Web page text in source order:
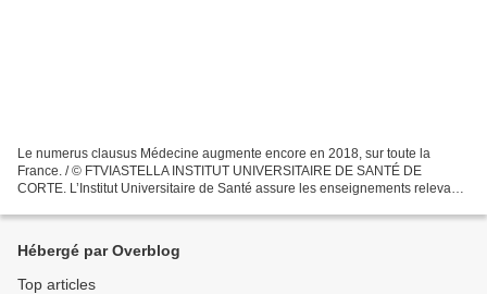
Le numerus clausus Médecine augmente encore en 2018, sur toute la
France. / © FTVIASTELLA INSTITUT UNIVERSITAIRE DE SANTÉ DE
CORTE. L’Institut Universitaire de Santé assure les enseignements relevant
Hébergé par Overblog
Top articles